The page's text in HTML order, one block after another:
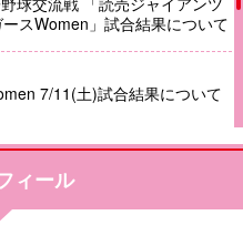
スWomen」試合結果について
7/11(土)試合結果について
トリー ドリームマッチ「阪神タ
ィール